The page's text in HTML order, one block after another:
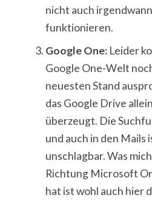
nicht auch
funktionieren.
Google One: Leider
Google One-Welt
neuesten Stand
das Google Drive
überzeugt. Die
und auch in den Mails
unschlagbar. Was
Richtung Microsoft
hat ist wohl auch hier